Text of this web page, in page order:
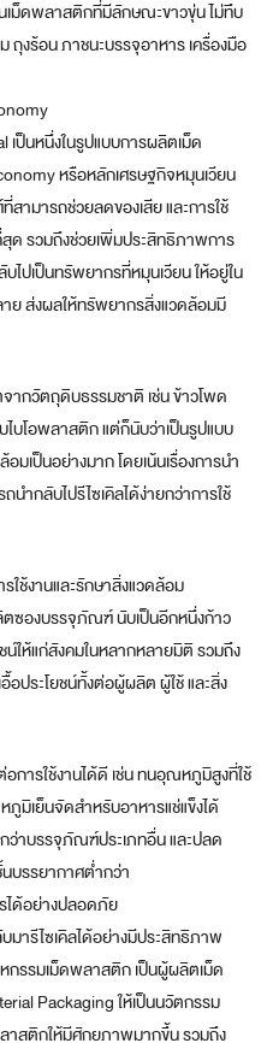
เม็ดพลาสติกที่มีลักษณะขาวขุ่น ไม่ทึบ
ถุงร้อน ภาชนะบรรจุอาหาร เครื่องมือ
เป็นหนึ่งในรูปแบบการผลิตเม็ด
หรือหลักเศรษฐกิจหมุนเวียน
ามารถช่วยลดของเสีย และการใช้
ด รวมถึงช่วยเพิ่มประสิทธิภาพการ
ไปเป็นทรัพยากรที่หมุนเวียน ให้อยู่ใน
ย ส่งผลให้ทรัพยากรสิ่งแวดล้อมมี
ากวัตถุดิบธรรมชาติ เช่น ข้าวโพด
บโอพลาสติก แต่ก็นับว่าเป็นรูปแบบ
มเป็นอย่างมาก โดยเน้นเรื่องการนำ
นำกลับไปรีไซเคิลได้ง่ายกว่าการใช้
ใช้งานและรักษาสิ่งแวดล้อม
ซองบรรจุภัณฑ์ นับเป็นอีกหนึ่งก้าว
ให้แก่สังคมในหลากหลายมิติ รวมถึง
ประโยชน์ทั้งต่อผู้ผลิต ผู้ใช้ และสิ่ง
ารใช้งานได้ดี เช่น ทนอุณหภูมิสูงที่ใช้
มิเย็นจัดสำหรับอาหารแช่แข็งได้
ว่าบรรจุภัณฑ์ประเภทอื่น และปลด
บรรยากาศต่ำกว่า
ด้อย่างปลอดภัย
ารีไซเคิลได้อย่างมีประสิทธิภาพ
กรรมเม็ดพลาสติก เป็นผู้ผลิตเม็ด
Packaging ให้เป็นนวัตกรรม
สติกให้มีศักยภาพมากขึ้น รวมถึง